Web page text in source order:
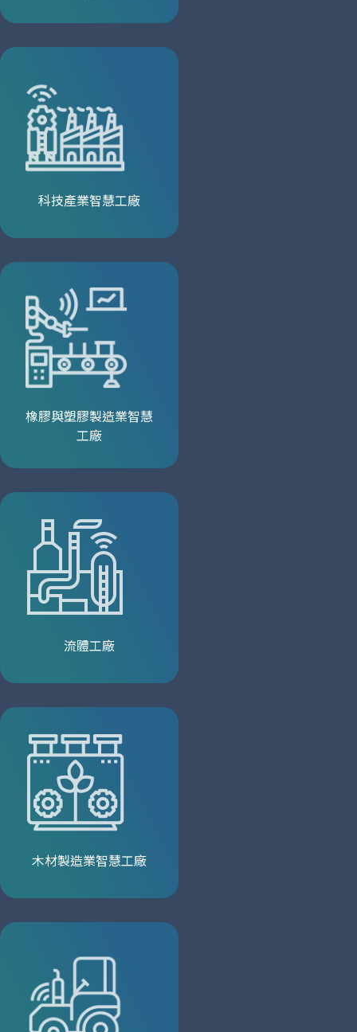
科技產業智慧工廠
橡膠與塑膠製造業智慧
工廠
流體工廠
木材製造業智慧工廠